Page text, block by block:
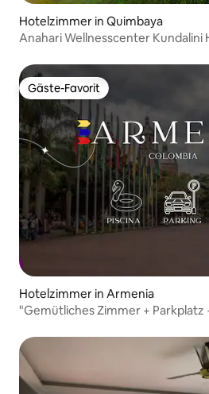
Hotelzimmer in Quimbaya
Anahari Wellnesscenter Kundalini
Gäste-Favorit
Gäste-Favorit
Hotelzimmer in Armenia
"Gemütliches Zimmer + Parkplatz